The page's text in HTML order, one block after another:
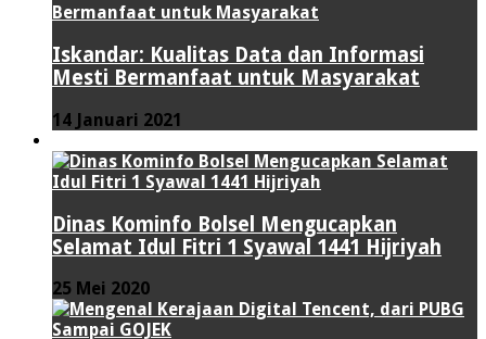
Iskandar: Kualitas Data dan Informasi
Mesti Bermanfaat untuk Masyarakat
14 Januari 2021
Dinas Kominfo Bolsel Mengucapkan
Selamat Idul Fitri 1 Syawal 1441 Hijriyah
25 Mei 2020